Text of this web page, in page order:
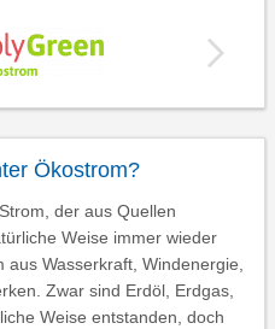
Ökostrom?
der aus Quellen
Weise immer wieder
Wasserkraft, Windenergie,
Zwar sind Erdöl, Erdgas,
Weise entstanden, doch